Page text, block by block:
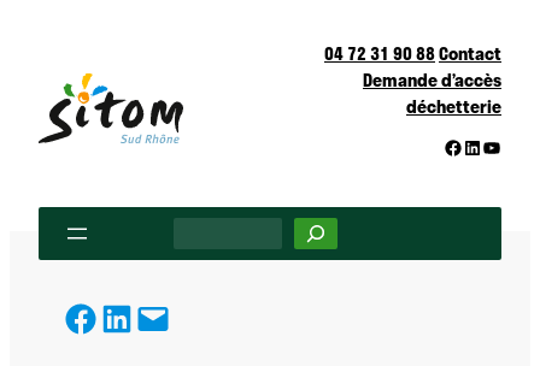
contenu
04 72 31 90 88Contact
Demande d’accès
déchetterie
Facebook
LinkedIn
partager
partager
partager